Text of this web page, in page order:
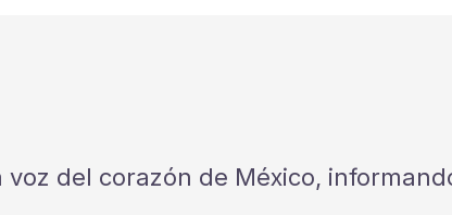
voz del corazón de México,